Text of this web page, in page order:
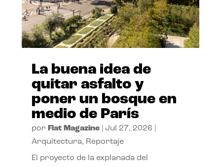
La buena idea de
quitar asfalto y
poner un bosque en
medio de París
por Flat Magazine| Jul 27, 2026
Arquitectura, Reportaje
El proyecto de la explanada del